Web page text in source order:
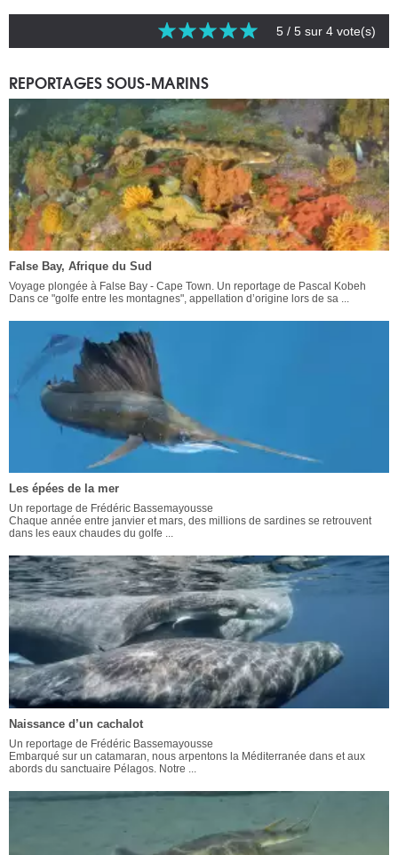
5 / 5 sur 4 vote(s)
REPORTAGES SOUS-MARINS
False Bay, Afrique du Sud
Voyage plongée à False Bay - Cape Town. Un reportage de Pascal Kobeh
Dans ce "golfe entre les montagnes", appellation d’origine lors de sa ...
Les épées de la mer
Un reportage de Frédéric Bassemayousse
Chaque année entre janvier et mars, des millions de sardines se retrouvent
dans les eaux chaudes du golfe ...
Naissance d’un cachalot
Un reportage de Frédéric Bassemayousse
Embarqué sur un catamaran, nous arpentons la Méditerranée dans et aux
abords du sanctuaire Pélagos. Notre ...